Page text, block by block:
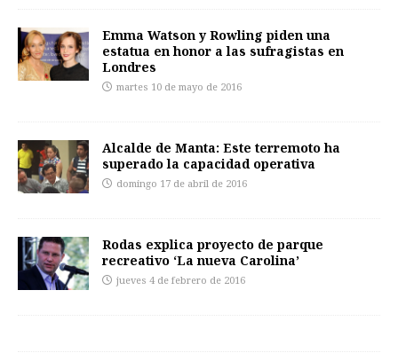
Emma Watson y Rowling piden una
estatua en honor a las sufragistas en
Londres
martes 10 de mayo de 2016
Alcalde de Manta: Este terremoto ha
superado la capacidad operativa
domingo 17 de abril de 2016
Rodas explica proyecto de parque
recreativo ‘La nueva Carolina’
jueves 4 de febrero de 2016